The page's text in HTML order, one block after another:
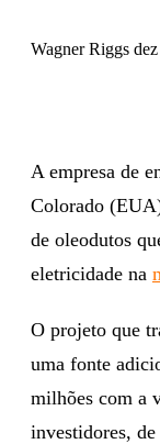
Wagner Riggs
A empresa de
Colorado
de oleodutos
eletricidade na
O projeto que
uma fonte
milhões com a
investidores,